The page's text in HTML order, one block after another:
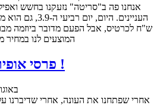
אנחנו פה ב"סריטה" נזעקנו בחשש
העניינים. היום,
ש"ח לכרטיס, אבל הפעם מדובר ביוזמה
המוצעים לנו במחיר
פרסי אופיר 2014: המועמדים !
12